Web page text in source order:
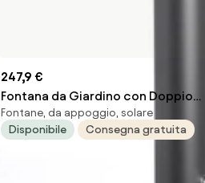
247,9 €
Fontana da Giardino con Doppio
Rubinetto Belfer 42/ARR Antracite...
Fontane, da appoggio, solare
Disponibile
Consegna gratuita